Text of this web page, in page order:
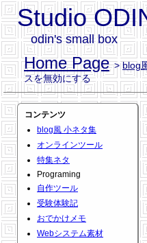
Studio
odin's small box
Home Page >blog
スを無効にする
コンテンツ
blog風 小ネタ集
オンラインツール
特集ネタ
Programing
自作ツール
受験体験記
おでかけメモ
Webシステム素材